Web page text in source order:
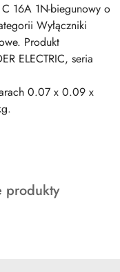
16A 1N-biegunowy o
Wyłączniki
Produkt
ELECTRIC, seria
0.07 x 0.09 x
produkty